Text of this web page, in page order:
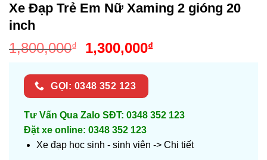
Xe Đạp Trẻ Em Nữ Xaming 2 gióng 20
inch
1,800,000₫
Giá
là:
1,800,000₫.
1,300,000₫Giá
GỌI: 0348 352 123
Tư Vấn Qua Zalo SĐT: 0348 352 123
Đặt xe online: 0348 352 123
Xe đạp học sinh - sinh viên -> Chi tiết